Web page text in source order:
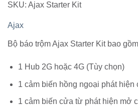
SKU: Ajax Starter Kit
Ajax
Bộ báo trộm Ajax Starter Kit bao
1 Hub 2G hoặc 4G (Tùy chọn)
1 cảm biến hồng ngoại phát hiện
1 cảm biến cửa từ phát hiện mở